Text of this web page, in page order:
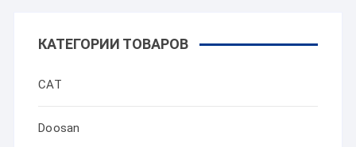
КАТЕГОРИИ ТОВАРОВ
CAT
Doosan